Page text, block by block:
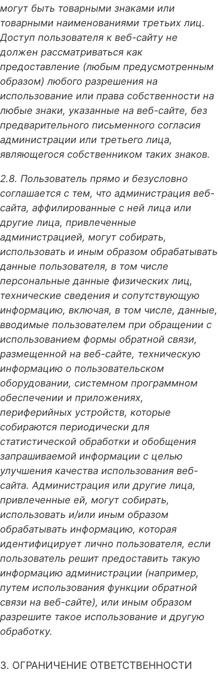
могут быть товарными знаками или
товарными наименованиями третьих лиц.
Доступ пользователя к веб-сайту не
должен рассматриваться как
предоставление (любым предусмотренным
образом) любого разрешения на
использование или права собственности на
любые знаки, указанные на веб-сайте, без
предварительного письменного согласия
администрации или третьего лица,
являющегося собственником таких знаков.
2.8. Пользователь прямо и безусловно
соглашается с тем, что администрация веб-
сайта, аффилированные с ней лица или
другие лица, привлеченные
администрацией, могут собирать,
использовать и иным образом обрабатывать
данные пользователя, в том числе
персональные данные физических лиц,
технические сведения и сопутствующую
информацию, включая, в том числе, данные,
вводимые пользователем при обращении с
использованием формы обратной связи,
размещенной на веб-сайте, техническую
информацию о пользовательском
оборудовании, системном программном
обеспечении и приложениях,
периферийных устройств, которые
собираются периодически для
статистической обработки и обобщения
запрашиваемой информации с целью
улучшения качества использования веб-
сайта. Администрация или другие лица,
привлеченные ей, могут собирать,
использовать и/или иным образом
обрабатывать информацию, которая
идентифицирует лично пользователя, если
пользователь решит предоставить такую
информацию администрации (например,
путем использования функции обратной
связи на веб-сайте), или иным образом
разрешите такое использование и другую
обработку.
3. ОГРАНИЧЕНИЕ ОТВЕТСТВЕННОСТИ